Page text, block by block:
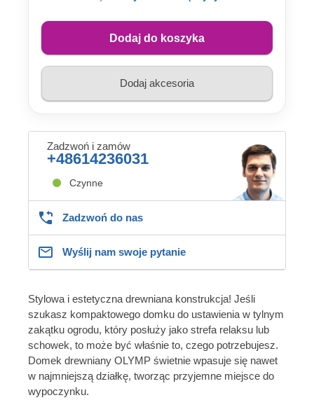
Dodaj do koszyka
Dodaj akcesoria
Zadzwoń i zamów
+48614236031
Czynne
Zadzwoń do nas
Wyślij nam swoje pytanie
Stylowa i estetyczna drewniana konstrukcja! Jeśli
szukasz kompaktowego domku do ustawienia w tylnym
zakątku ogrodu, który posłuży jako strefa relaksu lub
schowek, to może być właśnie to, czego potrzebujesz.
Domek drewniany OLYMP świetnie wpasuje się nawet
w najmniejszą działkę, tworząc przyjemne miejsce do
wypoczynku.